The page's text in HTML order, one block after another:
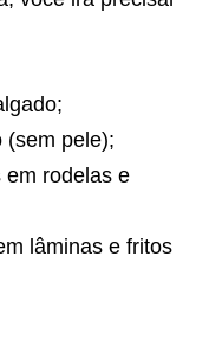
(sem pele);
em rodelas e
lâminas e fritos